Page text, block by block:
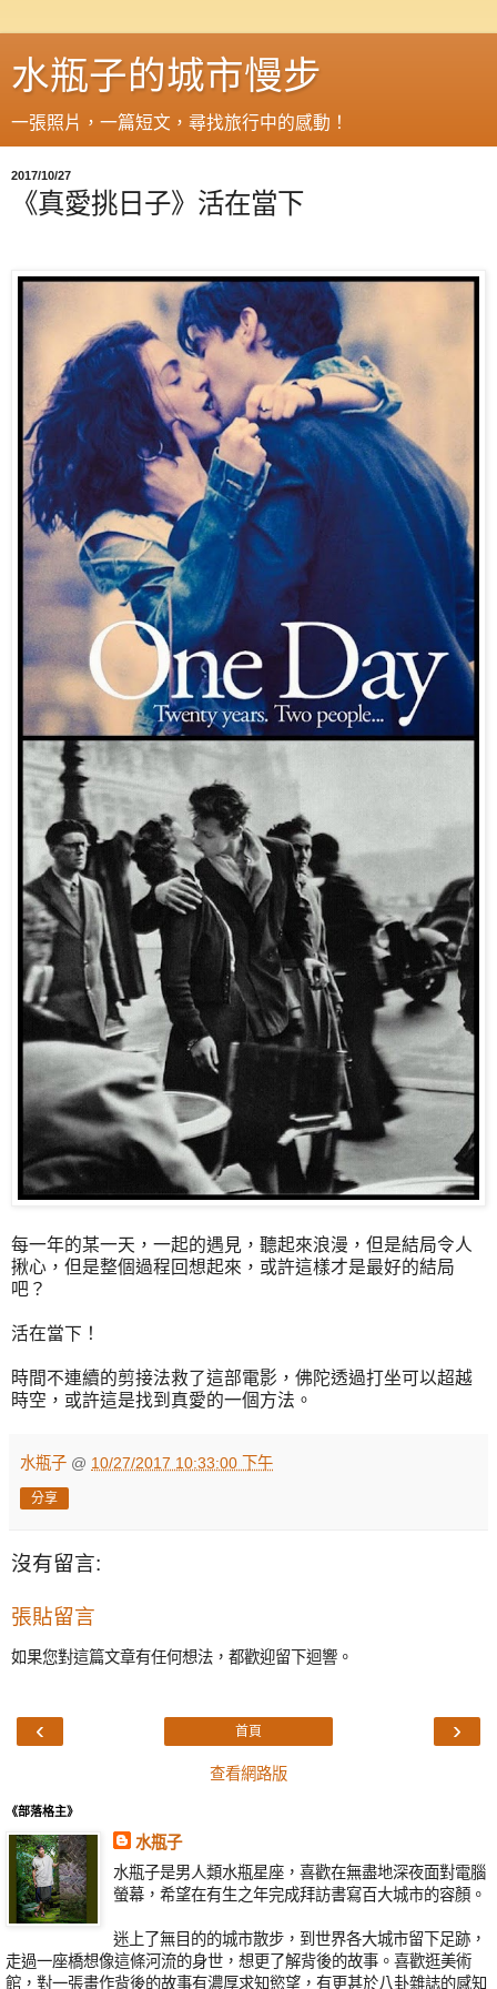
水瓶子的城市慢步
一張照片，一篇短文，尋找旅行中的感動！
2017/10/27
《真愛挑日子》活在當下
每一年的某一天，一起的遇見，聽起來浪漫，但是結局令人
揪心，但是整個過程回想起來，或許這樣才是最好的結局
吧？
活在當下！
時間不連續的剪接法救了這部電影，佛陀透過打坐可以超越
時空，或許這是找到真愛的一個方法。
水瓶子 @ 10/27/2017 10:33:00 下午
分享
沒有留言:
張貼留言
如果您對這篇文章有任何想法，都歡迎留下迴響。
‹ ›
首頁
查看網路版
《部落格主》
水瓶子
水瓶子是男人類水瓶星座，喜歡在無盡地深夜面對電腦
螢幕，希望在有生之年完成拜訪書寫百大城市的容顏。
迷上了無目的的城市散步，到世界各大城市留下足跡，
走過一座橋想像這條河流的身世，想更了解背後的故事。喜歡逛美術
館，對一張畫作背後的故事有濃厚求知慾望，有更甚於八卦雜誌的感知